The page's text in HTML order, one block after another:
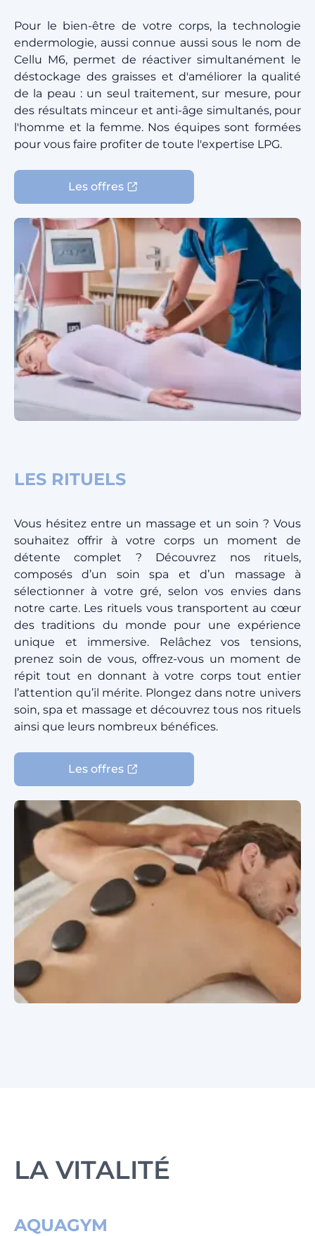
Pour le bien-être de votre corps, la technologie
endermologie, aussi connue aussi sous le nom de
Cellu M6, permet de réactiver simultanément le
déstockage des graisses et d'améliorer la qualité
de la peau : un seul traitement, sur mesure, pour
des résultats minceur et anti-âge simultanés, pour
l'homme et la femme. Nos équipes sont formées
pour vous faire profiter de toute l'expertise LPG.
Les offres
LES RITUELS
Vous hésitez entre un massage et un soin ? Vous
souhaitez offrir à votre corps un moment de
détente complet ? Découvrez nos rituels,
composés d’un soin spa et d’un massage à
sélectionner à votre gré, selon vos envies dans
notre carte. Les rituels vous transportent au cœur
des traditions du monde pour une expérience
unique et immersive. Relâchez vos tensions,
prenez soin de vous, offrez-vous un moment de
répit tout en donnant à votre corps tout entier
l’attention qu’il mérite. Plongez dans notre univers
soin, spa et massage et découvrez tous nos rituels
ainsi que leurs nombreux bénéfices.
Les offres
LA VITALITÉ
AQUAGYM